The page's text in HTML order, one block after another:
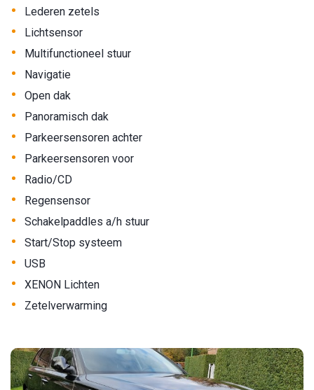
• Lederen zetels
• Lichtsensor
• Multifunctioneel stuur
• Navigatie
• Open dak
• Panoramisch dak
• Parkeersensoren achter
• Parkeersensoren voor
• Radio/CD
• Regensensor
• Schakelpaddles a/h stuur
• Start/Stop systeem
• USB
• XENON Lichten
• Zetelverwarming